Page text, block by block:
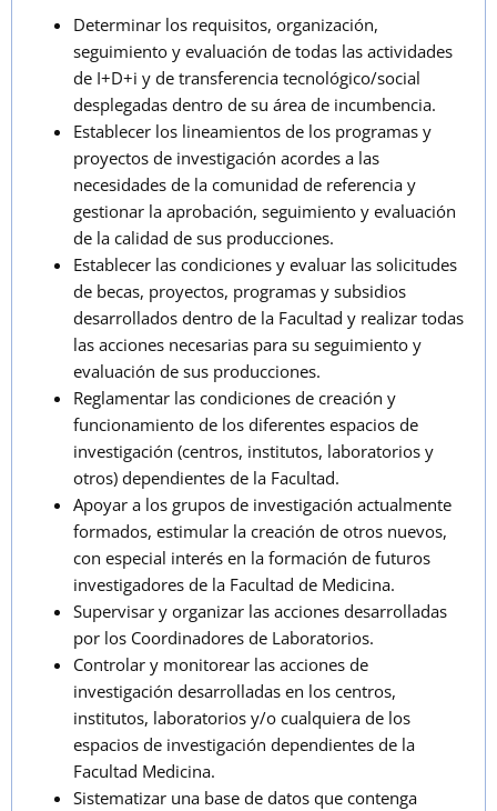
Determinar los requisitos, organización,
seguimiento y evaluación de todas las actividades
de I+D+i y de transferencia tecnológico/social
desplegadas dentro de su área de incumbencia.
Establecer los lineamientos de los programas y
proyectos de investigación acordes a las
necesidades de la comunidad de referencia y
gestionar la aprobación, seguimiento y evaluación
de la calidad de sus producciones.
Establecer las condiciones y evaluar las solicitudes
de becas, proyectos, programas y subsidios
desarrollados dentro de la Facultad y realizar todas
las acciones necesarias para su seguimiento y
evaluación de sus producciones.
Reglamentar las condiciones de creación y
funcionamiento de los diferentes espacios de
investigación (centros, institutos, laboratorios y
otros) dependientes de la Facultad.
Apoyar a los grupos de investigación actualmente
formados, estimular la creación de otros nuevos,
con especial interés en la formación de futuros
investigadores de la Facultad de Medicina.
Supervisar y organizar las acciones desarrolladas
por los Coordinadores de Laboratorios.
Controlar y monitorear las acciones de
investigación desarrolladas en los centros,
institutos, laboratorios y/o cualquiera de los
espacios de investigación dependientes de la
Facultad Medicina.
Sistematizar una base de datos que contenga